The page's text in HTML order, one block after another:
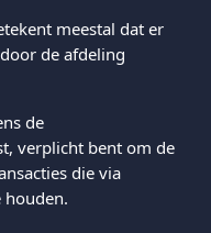
meestal dat er
de afdeling
de
verplicht bent om de
die via